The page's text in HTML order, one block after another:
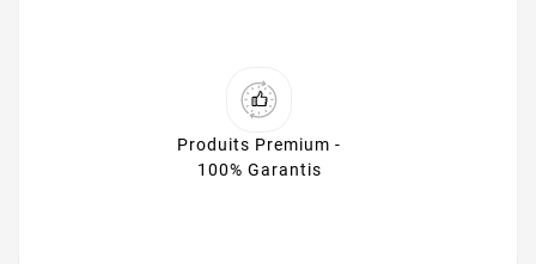
Produits Premium -
100% Garantis